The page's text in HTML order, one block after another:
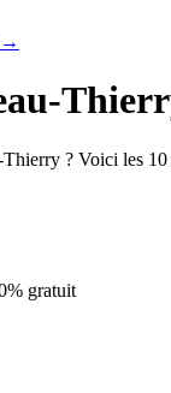
→
? Voici les
gratuit